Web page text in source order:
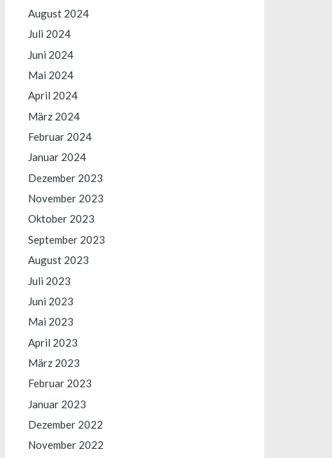
August 2024
Juli 2024
Juni 2024
Mai 2024
April 2024
März 2024
Februar 2024
Januar 2024
Dezember 2023
November 2023
Oktober 2023
September 2023
August 2023
Juli 2023
Juni 2023
Mai 2023
April 2023
März 2023
Februar 2023
Januar 2023
Dezember 2022
November 2022